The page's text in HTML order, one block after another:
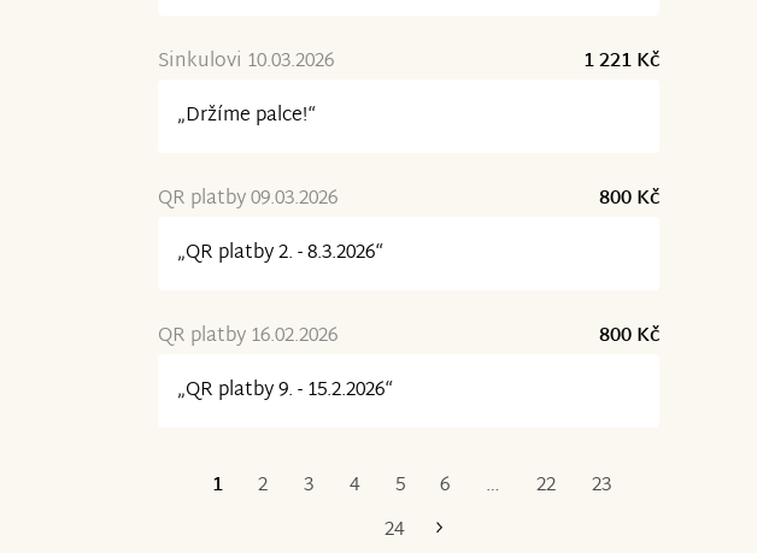
Sinkulovi 10.03.2026
1 221 Kč
„Držíme palce!“
QR platby 09.03.2026
800 Kč
„QR platby 2. - 8.3.2026“
QR platby 16.02.2026
800 Kč
„QR platby 9. - 15.2.2026“
1 2 3 4 5 6 … 22
23
24
Poslední